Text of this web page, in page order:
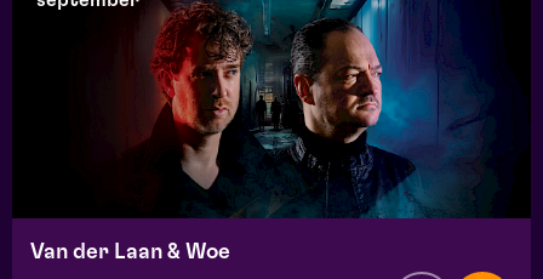
Van der Laan & Woe